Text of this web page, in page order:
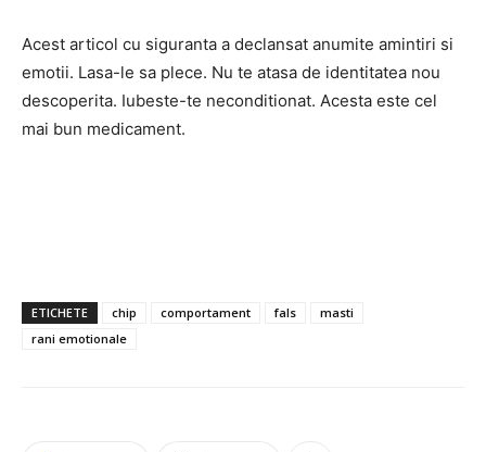
Acest articol cu siguranta a declansat anumite amintiri si
emotii. Lasa-le sa plece. Nu te atasa de identitatea nou
descoperita. Iubeste-te neconditionat. Acesta este cel
mai bun medicament.
ETICHETE chip comportament fals
masti
rani emotionale